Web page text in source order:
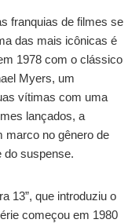
franquias de filmes se
das mais icônicas é
1978 com o clássico
Myers, um
vítimas com uma
lançados, a
marco no gênero de
do suspense.
13”, que introduziu o
começou em 1980